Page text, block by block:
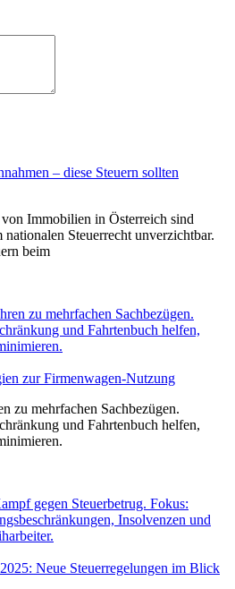
– diese Steuern sollten
Immobilien in Österreich sind
Steuerrecht unverzichtbar.
beim
zur Firmenwagen-Nutzung
zu mehrfachen Sachbezügen.
und Fahrtenbuch helfen,
Neue Steuerregelungen im Blick